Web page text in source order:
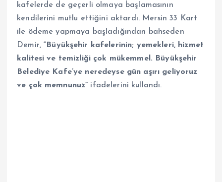
kafelerde de geçerli olmaya başlamasının
kendilerini mutlu ettiğini aktardı. Mersin 33 Kart
ile ödeme yapmaya başladığından bahseden
Demir,“Büyükşehir kafelerinin; yemekleri, hizmet
kalitesi ve temizliği çok mükemmel. Büyükşehir
Belediye Kafe’ye neredeyse gün aşırı geliyoruz
ve çok memnunuz” ifadelerini kullandı.